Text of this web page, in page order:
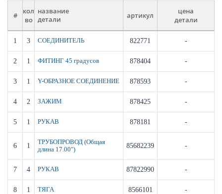
#
кол
во
название
детали
артикул
цена
детали
1 3 СОЕДИНИТЕЛЬ 822771 -
2 1 ФИТИНГ 45 градусов 878404 -
3 1 Y-ОБРАЗНОЕ СОЕДИНЕНИЕ 878593 -
4 2 ЗАЖИМ 878425 -
5 1 РУКАВ 878181 -
6 1
ТРУБОПРОВОД (Общая
длина 17.00")
85682239 -
7 4 РУКАВ 87822990 -
8 1 ТЯГА 8566101 -